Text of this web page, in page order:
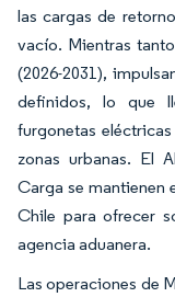
las cargas de
vacío. Mientras
(2026-2031),
definidos, lo que
furgonetas
zonas urbanas. El
Carga se mantienen
Chile para ofrecer
agencia aduanera.
Las operaciones de